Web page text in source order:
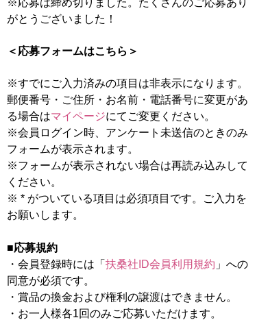
がとうございました！
＜応募フォームはこちら＞
※すでにご入力済みの項目は非表示になります。
郵便番号・ご住所・お名前・電話番号に変更があ
る場合はマイページにてご変更ください。
※会員ログイン時、アンケート未送信のときのみ
フォームが表示されます。
※フォームが表示されない場合は再読み込みして
ください。
※ * がついている項目は必須項目です。ご入力を
お願いします。
■応募規約
・会員登録時には「 扶桑社ID会員利用規約 」への
同意が必須です。
・賞品の換金および権利の譲渡はできません。
・お一人様各1回のみご応募いただけます。